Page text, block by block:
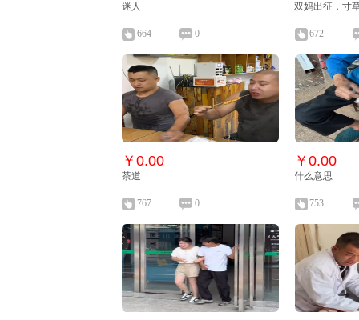
迷人
664 0
双妈出征，寸
672
￥0.00
茶道
767 0
￥0.00
什么意思
753